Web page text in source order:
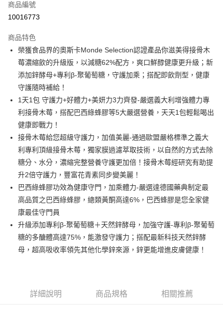
超商取貨付款
Apple Pay
街口支付
悠遊付
Google Pay
全盈+PAY
大哥付你分期
相關說明
【大哥付你分期使用說明】
1.本服務由台灣大哥大提供，台灣大哥大用戶可立即使用無須另外申請。
流程，驗證手機門號後，選擇欲分期的期數、繳款截止日，確認付款後即完
成交易。
3.實際核准額度、可分期數及費用金額請依後續交易確認頁面所載為準。
4.訂單成立30分鐘內，如未前往確認交易或遇審核未通過，訂單將自動取
消。如遇「轉專審核」未通過狀況，表示未達大哥付你分期系統評分，恕無
法說明評估內容。
1.分期款項不併入電信帳單，「大哥付你分期」於每月結算日後寄送繳費提
【注意事項】
AFTEE先享後付
相關說明
AFTEE先享後付是「在收到商品之後才付款」的支付方式。 讓您購物簡單
便利好安心！
１．簡單：不需註冊會員、不需綁卡、不需儲值。
２．便利：只要手機號碼，簡訊認證，即可結帳。
３．安心：先確認商品／服務後，再付款。
３．收到繳費通知簡訊後14天內，點擊此簡訊中的連結，可透過四大超商／
Hami Point
相關說明
「Hami Point」為中華電信所提供之點數服務，可於會員專區綁定中華電信
會員帳號後，即可在購物車使用 Hami Point 折抵消費金額 (1點等於1元)。
ATM付款
商品編號
10016773
商品特色
榮獲食品界的奧斯卡Monde Selection認證產品你滋美得接骨木
莓濃縮飲的升級版，以減糖62%配方，爽口鮮醇健康更升級；新
添加鋅酵母+專利β-聚葡萄糖，守護加乘；搭配即飲劑型，健康
守護隨時補給！
1天1包 守護力+好體力+美妍力3力齊發-嚴選義大利增強體力專
利接骨木莓，搭配巴西綠蜂膠等5大嚴選營養，天天1包輕鬆喝出
健康即戰力！
接骨木莓給您超級守護力，加值美麗-通過歐盟嚴格標準之義大
利專利頂級接骨木莓，獨家膜過濾萃取技術，以自然的方式去除
糖分、水分，濃縮完整營養守護更加倍！接骨木莓經研究有助提
升2倍守護力，豐富花青素同步變美麗！
巴西綠蜂膠功效為健康守門，加乘體力-嚴選達德國藥典制定最
高品質之巴西綠蜂膠，總類黃酮高達6%，巴西蜂膠是您全家健
康最佳守門員
升級添加專利β-聚葡萄糖＋天然鋅酵母，加強守護-專利β-聚葡萄
糖的多醣體高達75%，能激發守護力；搭配最新科技天然鋅酵
母，超高吸收率領先其他化學鋅來源，鋅更能增進皮膚健康！
詳細說明 商品規格 相關推薦